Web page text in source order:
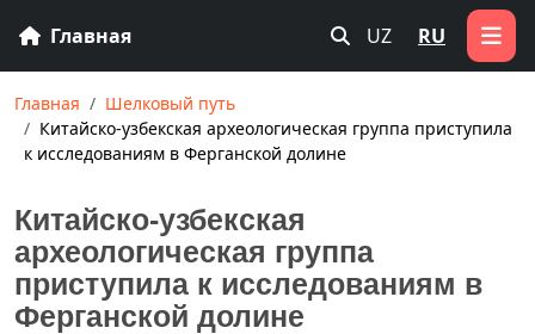
Главная UZ RU
Главная
Шелковый путь
Китайско-узбекская археологическая группа приступила
к исследованиям в Ферганской долине
Китайско-узбекская
археологическая группа
приступила к исследованиям в
Ферганской долине